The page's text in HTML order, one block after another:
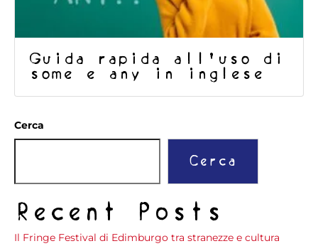
Guida rapida all’uso di
some e any in inglese
Cerca
Cerca
Recent Posts
Il Fringe Festival di Edimburgo tra stranezze e cultura